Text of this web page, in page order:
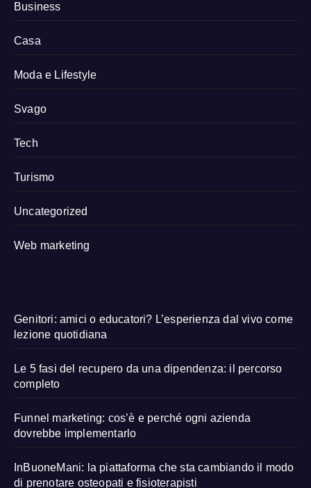
Business
Casa
Moda e Lifestyle
Svago
Tech
Turismo
Uncategorized
Web marketing
Genitori: amici o educatori? L’esperienza dal vivo come
lezione quotidiana
Le 5 fasi del recupero da una dipendenza: il percorso
completo
Funnel marketing: cos’è e perché ogni azienda
dovrebbe implementarlo
InBuoneMani: la piattaforma che sta cambiando il modo
di prenotare osteopati e fisioterapisti